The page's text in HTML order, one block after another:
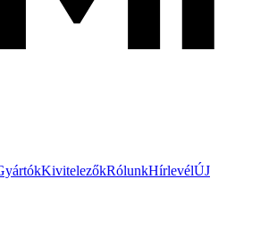
KivitelezőkRólunkHírlevélÚJ